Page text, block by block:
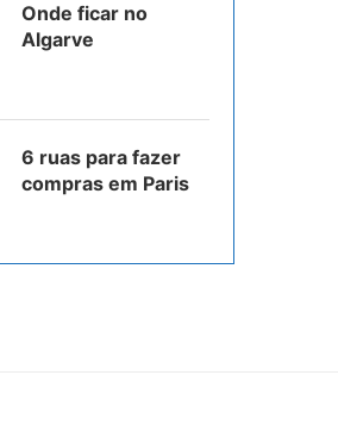
Onde ficar no
Algarve
6 ruas para fazer
compras em Paris